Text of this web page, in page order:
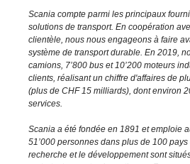
Scania compte parmi les principaux
solutions de transport. En coopération
clientèle, nous nous engageons à faire
système de transport durable. En 2019,
camions, 7’800 bus et 10’200 moteurs
clients, réalisant un chiffre d'affaires de
(plus de CHF 15 milliards), dont environ
services.
Scania a été fondée en 1891 et emploie
51’000 personnes dans plus de 100
recherche et le développement sont